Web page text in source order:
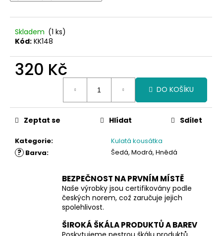
Skladem (1 ks)
Kód: KK148
320 Kč
DO KOŠÍKU
Kategorie: Kulatá kousátka
? Barva: Šedá, Modrá, Hnědá
Zeptat se Hlídat Sdílet
BEZPEČNOST NA PRVNÍM MÍSTĚ
Naše výrobky jsou certifikovány podle
českých norem, což zaručuje jejich
spolehlivost.
ŠIROKÁ ŠKÁLA PRODUKTŮ A BAREV